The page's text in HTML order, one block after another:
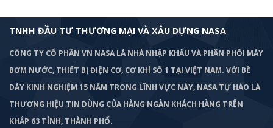
TNHH ĐẦU TƯ THƯƠNG MẠI VÀ XÂU DỰNG NASA
CÔNG TY CỔ PHẦN VN NASA LÀ NHÀ NHẬP KHẨU VÀ PHÂN PHỐI MÁY
BƠM NƯỚC, THIẾT BỊ ĐIỆN CƠ, CƠ KHÍ SỐ 1 TẠI VIỆT NAM. VỚI BỀ
DÀY KINH NGHIỆM 15 NĂM TRONG LĨNH VỰC NÀY, NASA TỰ HÀO LÀ
THƯƠNG HIỆU TIN DÙNG CỦA HÀNG NGÀN KHÁCH HÀNG TRÊN
KHẮP 63 TỈNH, THÀNH PHỐ.